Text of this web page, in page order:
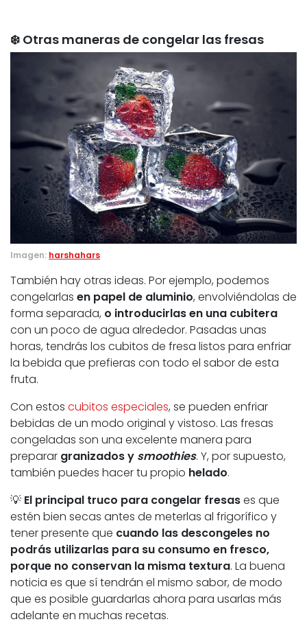
❄️ Otras maneras de congelar las fresas
Imagen: harshahars
También hay otras ideas. Por ejemplo, podemos
congelarlas en papel de aluminio, envolviéndolas de
forma separada, o introducirlas en una cubitera
con un poco de agua alrededor. Pasadas unas
horas, tendrás los cubitos de fresa listos para enfriar
la bebida que prefieras con todo el sabor de esta
fruta.
Con estos cubitos especiales, se pueden enfriar
bebidas de un modo original y vistoso. Las fresas
congeladas son una excelente manera para
preparar granizados y smoothies. Y, por supuesto,
también puedes hacer tu propio helado.
💡 El principal truco para congelar fresases que
estén bien secas antes de meterlas al frigorífico y
tener presente que cuando las descongeles no
podrás utilizarlas para su consumo en fresco,
porque no conservan la misma textura. La buena
noticia es que sí tendrán el mismo sabor, de modo
que es posible guardarlas ahora para usarlas más
adelante en muchas recetas.